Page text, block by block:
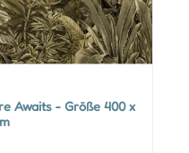
Awaits - Größe 400 x